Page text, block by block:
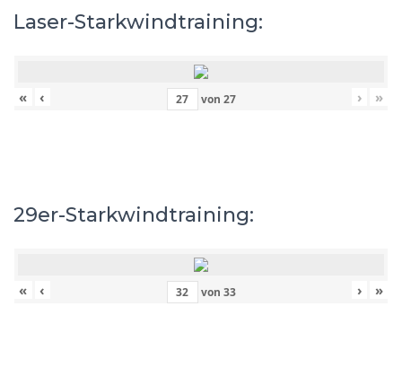
Laser-Starkwindtraining:
« ‹ von 27 › »
29er-Starkwindtraining:
« ‹ von 33 › »